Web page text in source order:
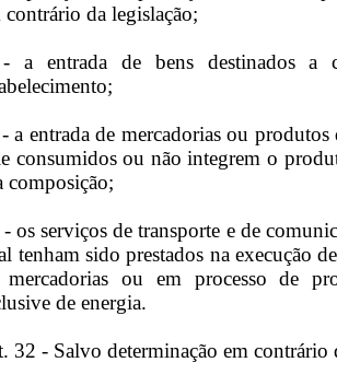
contrário da legislação;
a entrada de bens destinados a
a entrada de mercadorias ou
consumidos ou não integrem o
composição;
os serviços de transporte e de
tenham sido prestados na execução
mercadorias ou em processo de
de energia.
32 - Salvo determinação em contrário